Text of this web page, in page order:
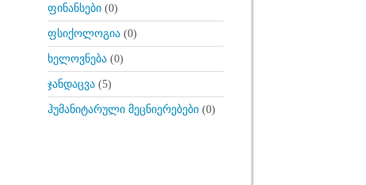
ფინანსები(0)
ფსიქოლოგია(0)
ხელოვნება(0)
ჯანდაცვა(5)
ჰუმანიტარული მეცნიერებები(0)